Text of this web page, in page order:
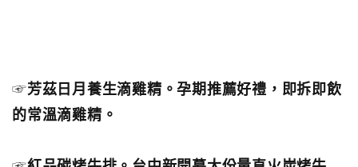
☞芳茲日月養生滴雞精。孕期推薦好禮，即拆即飲
的常溫滴雞精。